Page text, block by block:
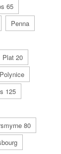
65
Penna
Plat 20
Polynice
125
80